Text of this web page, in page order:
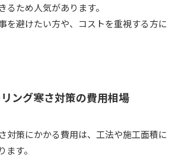
るため人気があります。
を避けたい方や、コストを重視する方に
ング寒さ対策の費用相場
対策にかかる費用は、工法や施工面積に
ます。